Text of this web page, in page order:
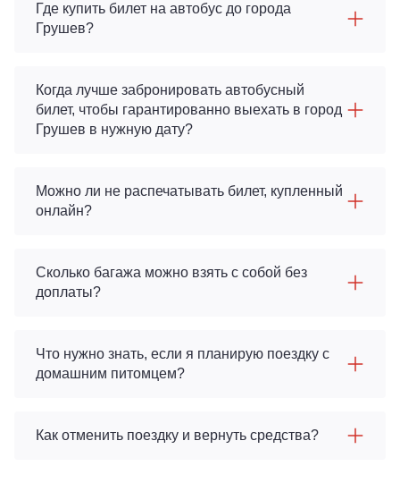
Где купить билет на автобус до города
Грушев?
Когда лучше забронировать автобусный
билет, чтобы гарантированно выехать в город
Грушев в нужную дату?
Можно ли не распечатывать билет, купленный
онлайн?
Сколько багажа можно взять с собой без
доплаты?
Что нужно знать, если я планирую поездку с
домашним питомцем?
Как отменить поездку и вернуть средства?